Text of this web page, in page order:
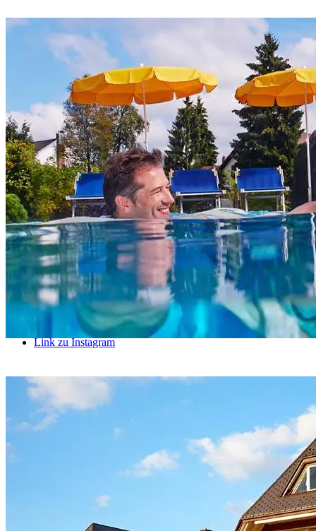
Suche
Menü Menü
Link zu Facebook
Link zu Pinterest
Link zu Instagram
Link zu LinkedIn